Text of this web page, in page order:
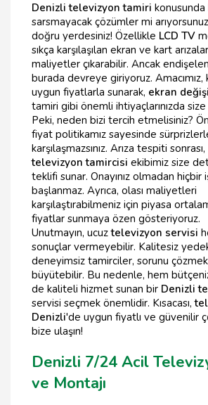
Denizli televizyon tamiri
sarsmayacak çözümler mi
doğru yerdesiniz! Özellikle LCD TV
sıkça karşılaşılan ekran ve kart
maliyetler çıkarabilir. Ancak
burada devreye giriyoruz.
uygun fiyatlarla sunarak, ekran
tamiri gibi önemli ihtiyaçlarınızda
Peki, neden bizi tercih etmelisiniz?
fiyat politikamız sayesinde
karşılaşmazsınız. Arıza tespiti sonrası,
televizyon tamircisi ekibimiz size
teklifi sunar. Onayınız olmadan hiçbir
başlanmaz. Ayrıca, olası maliyetleri
karşılaştırabilmeniz için piyasa
fiyatlar sunmaya özen gösteriyoruz.
Unutmayın, ucuztelevizyon servisi
sonuçlar vermeyebilir. Kalitesiz
deneyimsiz tamirciler, sorunu
büyütebilir. Bu nedenle, hem
de kaliteli hizmet sunan bir Denizli
servisi seçmek önemlidir. Kısacası,
Denizli'de uygun fiyatlı ve güvenilir
bize ulaşın!
Denizli 7/24 Acil
ve Montajı